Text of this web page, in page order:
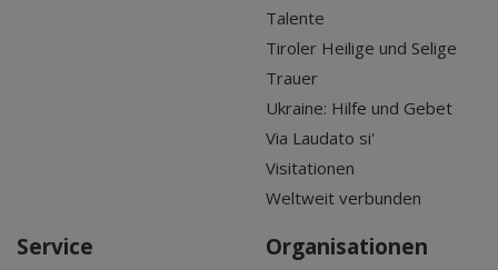
Talente
Tiroler Heilige und Selige
Trauer
Ukraine: Hilfe und Gebet
Via Laudato si'
Visitationen
Weltweit verbunden
Service
Organisationen